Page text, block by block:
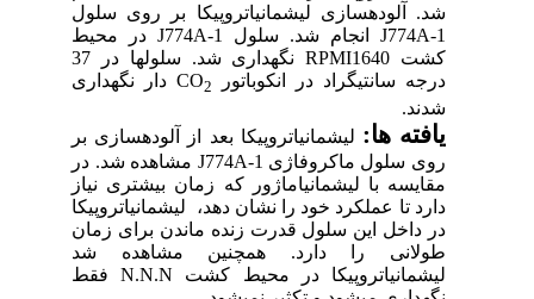
آلوده­سازیلیشمانیاتروپیکا بر روی سلول
انجام شد. سلولJ774A-1در محیط
RPMI1640
نگهداری شد. سلول­ها در 37
سانتی­گراد در انکوباتور
CO 2
دار نگهداری
لیشمانیاتروپیکا بعد از آلوده­سازی
ر
سلول ماکروفاژیJ774A-1مشاهده شد.در
لیشمانیاماژور کهزمان بیش­تری نیاز
تا عملکرد خود را نشان دهد، لیشمانیاتروپیکا
این سلول قدرت زنده ماندن برای زمان
را دارد.
هم­چنین مشاهده شد
در محیط کشتN.N.N
فقط